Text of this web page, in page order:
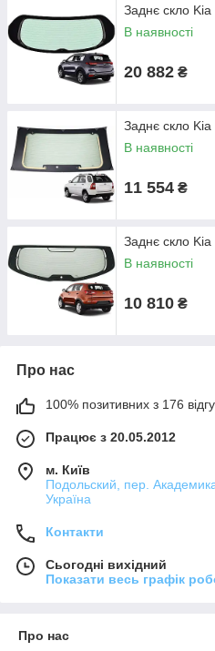
Заднє скло
В наявності
20 882 ₴
Заднє скло
В наявності
11 554 ₴
Заднє скло
В наявності
10 810 ₴
Про нас
100% позитивних з 176
Працює з 20.05.2012
м. Київ
Подольский, пер.
Україна
Контакти
Сьогодні вихідний
Показати весь графік
Про нас